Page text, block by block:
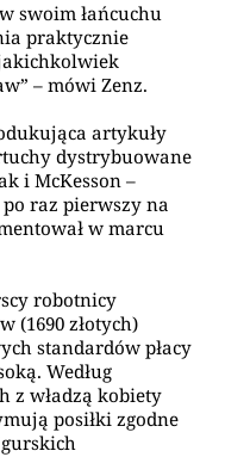
swoim łańcuchu
praktycznie
– mówi Zenz.
artykuły
dystrybuowane
i McKesson –
raz pierwszy na
w marcu
robotnicy
(1690 złotych)
standardów płacy
Według
z władzą kobiety
posiłki zgodne